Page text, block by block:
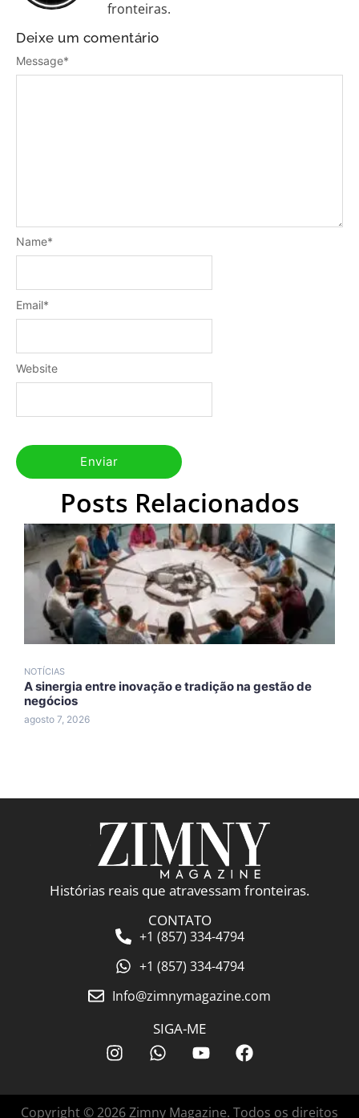
fronteiras.
Deixe um comentário
Message*
Name*
Email*
Website
Posts Relacionados
NOTÍCIAS
A sinergia entre inovação e tradição na gestão de
negócios
agosto 7, 2026
Histórias reais que atravessam fronteiras.
CONTATO
+1 (857) 334-4794
+1 (857) 334-4794
Info@zimnymagazine.com
SIGA-ME
Copyright © 2026 Zimny Magazine. Todos os direitos